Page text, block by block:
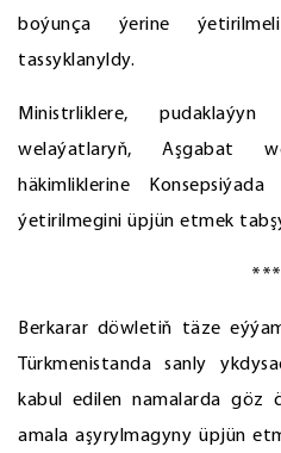
boýunça ýerine
tassyklanyldy.
Ministrliklere, pudaklaýyn
welaýatlaryň, Aşgabat
häkimliklerine
ýetirilmegini üpjün etmek
***
Berkarar döwletiň täze
Türkmenistanda sanly
kabul edilen namalarda göz
amala aşyrylmagyny üpjün